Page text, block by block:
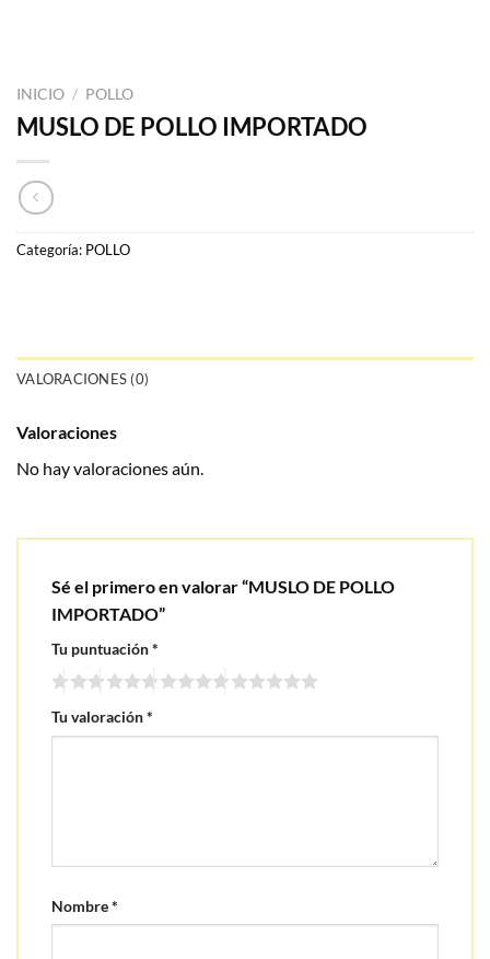
INICIO / POLLO
MUSLO DE POLLO IMPORTADO
Categoría: POLLO
VALORACIONES (0)
Valoraciones
No hay valoraciones aún.
Sé el primero en valorar “MUSLO DE POLLO
IMPORTADO”
Tu puntuación*
Tu valoración*
Nombre*